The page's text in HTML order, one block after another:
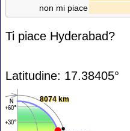
non mi piace
Ti piace Hyderabad?
Latitudine: 17.38405°
8074 km